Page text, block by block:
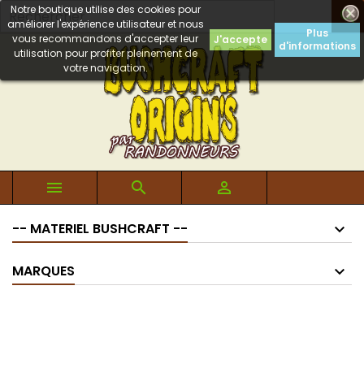

Notre boutique utilise des cookies pour
améliorer l'expérience utilisateur et nous
vous recommandons d'accepter leur
utilisation pour profiter pleinement de
votre navigation.
J'accepte
Plus
d'informations
  
-- MATERIEL BUSHCRAFT --
MARQUES